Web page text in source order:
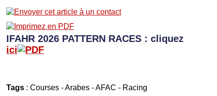
IFAHR 2026 PATTERN RACES : cliquez
ici
Tags: Courses-Arabes-AFAC - Racing